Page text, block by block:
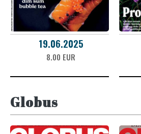
19.06.2025
8.00 EUR
Globus